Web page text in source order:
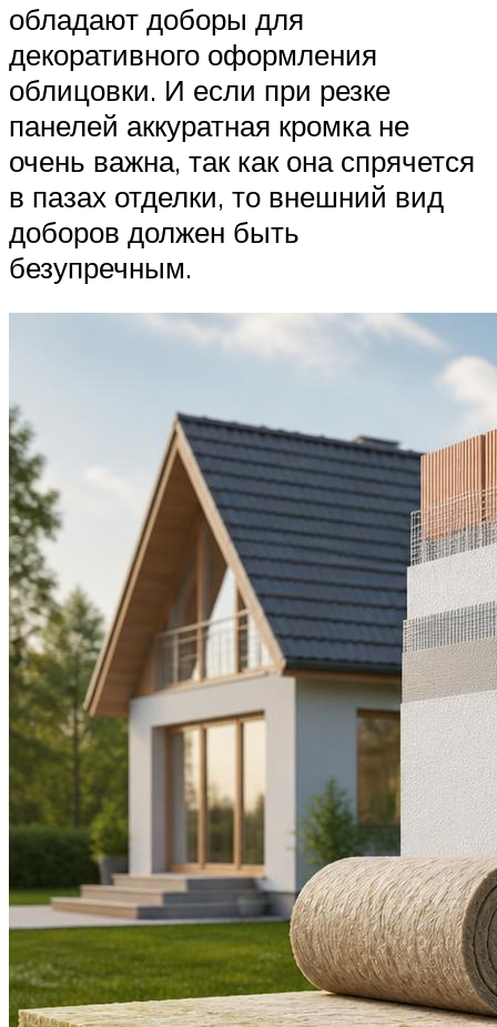
обладают доборы для
декоративного оформления
облицовки. И если при резке
панелей аккуратная кромка не
очень важна, так как она спрячется
в пазах отделки, то внешний вид
доборов должен быть
безупречным.